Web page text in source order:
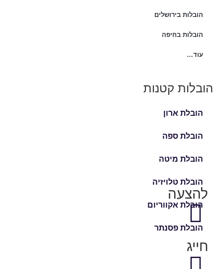
הובלות בירושלים
הובלות בחיפה
עוד…
הובלות קטנות
הובלת ארון
הובלת ספה
הובלת מיטה
הובלת טלויזיה
הובלת אקווריום
הובלת פסנתר
להצעה
חייג